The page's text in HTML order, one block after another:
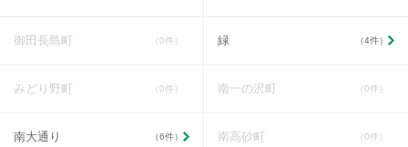
御田長島町 （0件） 緑 （4件）
みどり野町 （0件） 南一の沢町 （0件）
南大通り （6件） 南高砂町 （0件）